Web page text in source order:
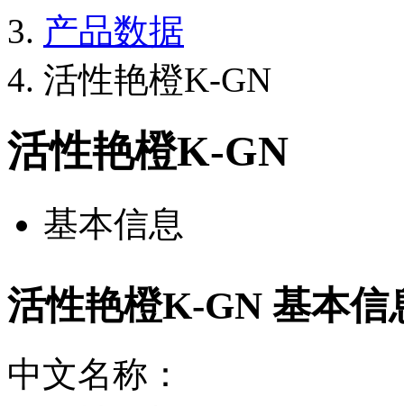
产品数据
活性艳橙K-GN
活性艳橙K-GN
基本信息
活性艳橙K-GN 基本信
中文名称：